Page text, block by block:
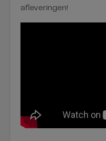
afleveringen!